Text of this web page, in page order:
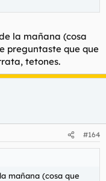
la mañana (cosa
preguntaste que que
tetones.
#164
mañana (cosa que